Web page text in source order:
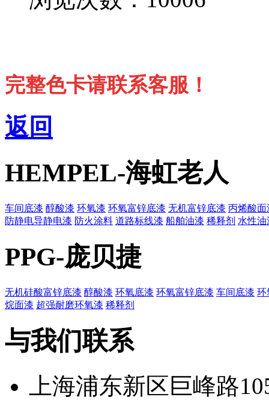
完整色卡请联系客服！
返回
HEMPEL-海虹老人
车间底漆 醇酸漆 环氧漆 环氧富锌底漆 无机富锌底漆 丙烯酸面
防静电导静电漆 防火涂料 道路标线漆 船舶油漆 稀释剂 水性油
PPG-庞贝捷
无机硅酸富锌底漆 醇酸漆 环氧底漆 环氧富锌底漆 车间底漆 环
烷面漆 超强耐磨环氧漆 稀释剂
与我们联系
上海浦东新区巨峰路